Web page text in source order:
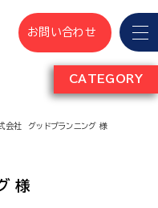
お問い合わせ
会社 グッドプランニング 様
様
CATEGORY